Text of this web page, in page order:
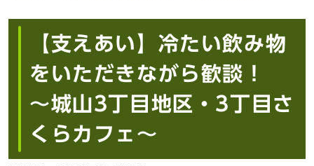
【支えあい】冷たい飲み物
をいただきながら歓談！
～城山3丁目地区・3丁目さ
くらカフェ～